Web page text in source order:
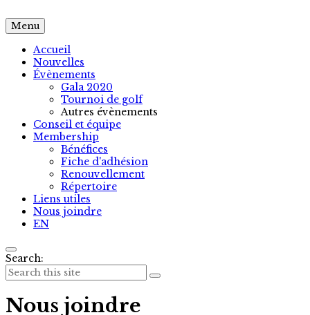
Menu
Accueil
Nouvelles
Évènements
Gala 2020
Tournoi de golf
Autres évènements
Conseil et équipe
Membership
Bénéfices
Fiche d'adhésion
Renouvellement
Répertoire
Liens utiles
Nous joindre
EN
Search:
Nous joindre